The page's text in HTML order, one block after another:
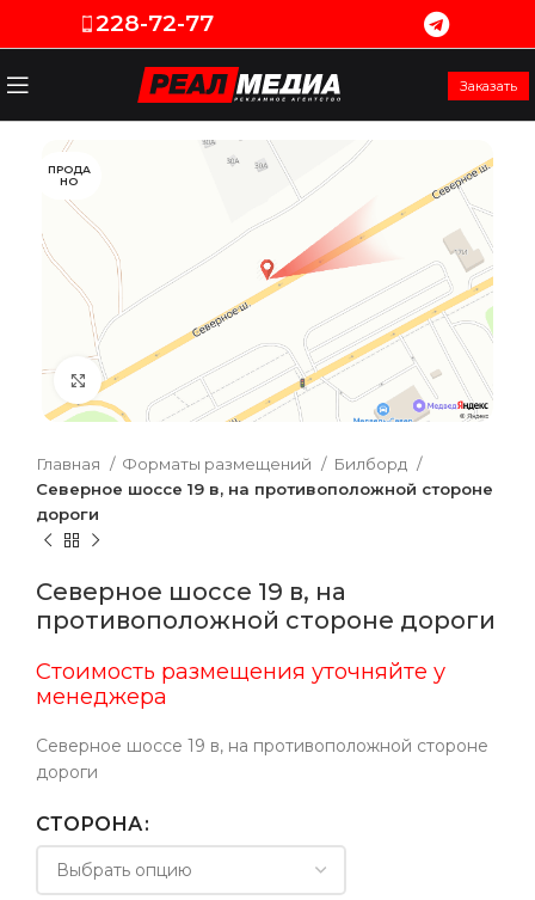
228-72-77
Заказать
ПРОДА
НО
Увеличить
Главная Форматы размещений
Билборд
Северное шоссе 19 в, на противоположной стороне
дороги
Северное шоссе 19 в, на
противоположной стороне дороги
Стоимость размещения уточняйте у
менеджера
Северное шоссе 19 в, на противоположной стороне
дороги
СТОРОНА